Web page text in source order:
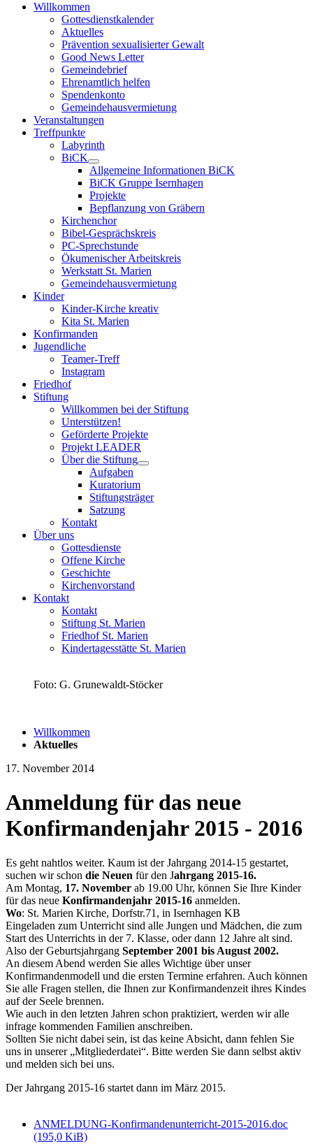
Willkommen
Gottesdienstkalender
Aktuelles
Prävention sexualisierter Gewalt
Good News Letter
Gemeindebrief
Ehrenamtlich helfen
Spendenkonto
Gemeindehausvermietung
Veranstaltungen
Treffpunkte
Labyrinth
BiCK
Allgemeine Informationen BiCK
BiCK Gruppe Isernhagen
Projekte
Bepflanzung von Gräbern
Kirchenchor
Bibel-Gesprächskreis
PC-Sprechstunde
Ökumenischer Arbeitskreis
Werkstatt St. Marien
Gemeindehausvermietung
Kinder
Kinder-Kirche kreativ
Kita St. Marien
Konfirmanden
Jugendliche
Teamer-Treff
Instagram
Friedhof
Stiftung
Willkommen bei der Stiftung
Unterstützen!
Geförderte Projekte
Projekt LEADER
Über die Stiftung
Aufgaben
Kuratorium
Stiftungsträger
Satzung
Kontakt
Über uns
Gottesdienste
Offene Kirche
Geschichte
Kirchenvorstand
Kontakt
Kontakt
Stiftung St. Marien
Friedhof St. Marien
Kindertagesstätte St. Marien
Foto: G. Grunewaldt-Stöcker
Willkommen
Aktuelles
17. November 2014
Anmeldung für das neue
Konfirmandenjahr 2015 - 2016
Es geht nahtlos weiter. Kaum ist der Jahrgang 2014-15 gestartet,
suchen wir schon die Neuen für den Jahrgang 2015-16.
Am Montag, 17. November ab 19.00 Uhr, können Sie Ihre Kinder
für das neue Konfirmandenjahr 2015-16 anmelden.
Wo: St. Marien Kirche, Dorfstr.71, in Isernhagen KB
Eingeladen zum Unterricht sind alle Jungen und Mädchen, die zum
Start des Unterrichts in der 7. Klasse, oder dann 12 Jahre alt sind.
Also der Geburtsjahrgang September 2001 bis August 2002.
An diesem Abend werden Sie alles Wichtige über unser
Konfirmandenmodell und die ersten Termine erfahren. Auch können
Sie alle Fragen stellen, die Ihnen zur Konfirmandenzeit ihres Kindes
auf der Seele brennen.
Wie auch in den letzten Jahren schon praktiziert, werden wir alle
infrage kommenden Familien anschreiben.
Sollten Sie nicht dabei sein, ist das keine Absicht, dann fehlen Sie
uns in unserer „Mitgliederdatei“. Bitte werden Sie dann selbst aktiv
und melden sich bei uns.
Der Jahrgang 2015-16 startet dann im März 2015.
ANMELDUNG-Konfirmandenunterricht-2015-2016.doc
(195,0 KiB)